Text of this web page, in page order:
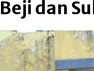
Beji dan